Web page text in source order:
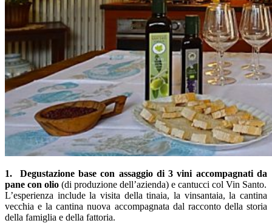
1. Degustazione base con assaggio di 3 vini accompagnati da
pane con olio (di produzione dell’azienda) e cantucci col Vin Santo.
L’esperienza include la visita della tinaia, la vinsantaia, la cantina
vecchia e la cantina nuova accompagnata dal racconto della storia
della famiglia e della fattoria.